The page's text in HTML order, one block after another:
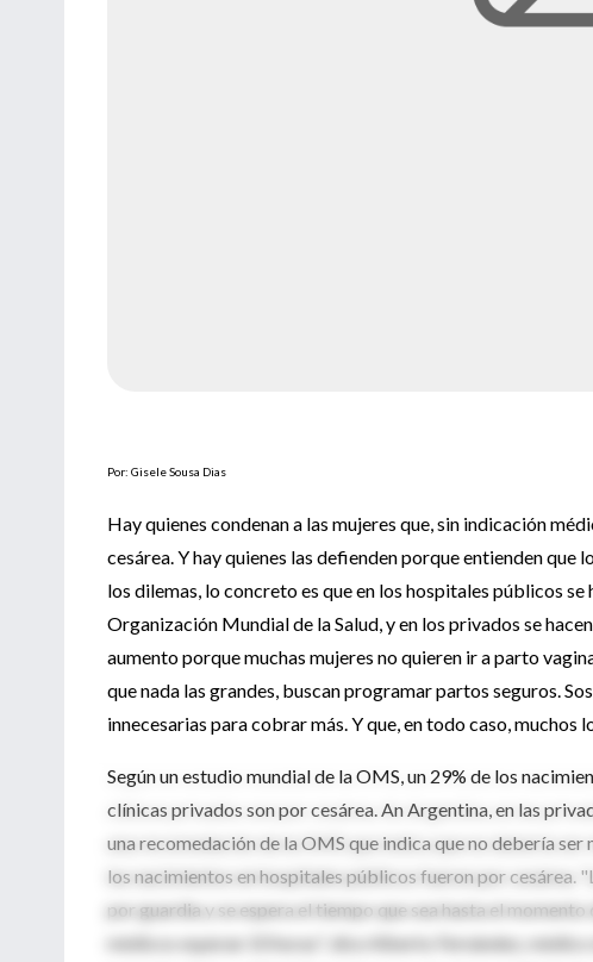
Por: Gisele Sousa Dias
Hay quienes condenan a las mujeres que, sin indicación
cesárea. Y hay quienes las defienden porque entienden
los dilemas, lo concreto es que en los hospitales públicos
Organización Mundial de la Salud, y en los privados se
aumento porque muchas mujeres no quieren ir a parto
que nada las grandes, buscan programar partos seguros.
innecesarias para cobrar más. Y que, en todo caso, muchos
Según un estudio mundial de la OMS, un 29% de los
clínicas privados son por cesárea. An Argentina, en las
una recomedación de la OMS que indica que no debería
los nacimientos en hospitales públicos fueron por cesárea.
por guardia y se espera el tiempo que sea hasta el
médicos esperan 10 horas", dice Alberto Fernández,